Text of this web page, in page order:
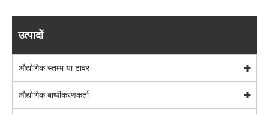
उत्पादों
औद्योगिक स्तम्भ या टावर
औद्योगिक बाष्पीकरणकर्ता